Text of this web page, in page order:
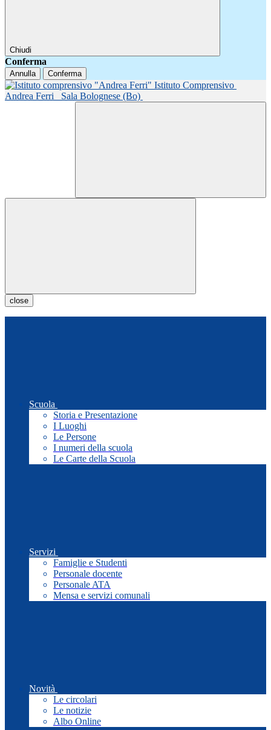
Chiudi
Conferma
Annulla Conferma
Istituto Comprensivo
Andrea Ferri
Sala Bolognese (Bo)
close
Scuola
Storia e Presentazione
I Luoghi
Le Persone
I numeri della scuola
Le Carte della Scuola
Servizi
Famiglie e Studenti
Personale docente
Personale ATA
Mensa e servizi comunali
Novità
Le circolari
Le notizie
Albo Online